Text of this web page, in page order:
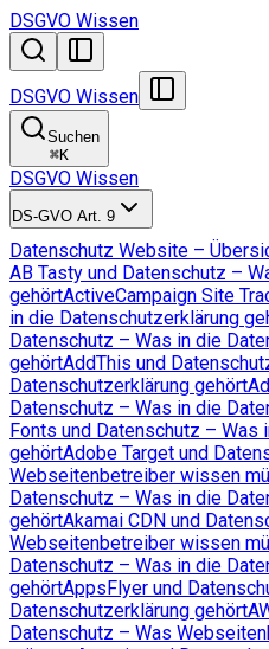
DSGVO Wissen
DSGVO Wissen
Suchen
⌘K
DSGVO Wissen
DS-GVO Art. 9
Datenschutz Website –
AB Tasty und Datenschutz –
gehörtActiveCampaign Site
in die Datenschutzerklärung
Datenschutz – Was in die
gehörtAddThis und
Datenschutzerklärung gehört
Datenschutz – Was in die
Fonts und Datenschutz – Was
gehörtAdobe Target und
Webseitenbetreiber wissen
Datenschutz – Was in die
gehörtAkamai CDN und
Webseitenbetreiber wissen
Datenschutz – Was in die
gehörtAppsFlyer und
Datenschutzerklärung gehört
Datenschutz – Was